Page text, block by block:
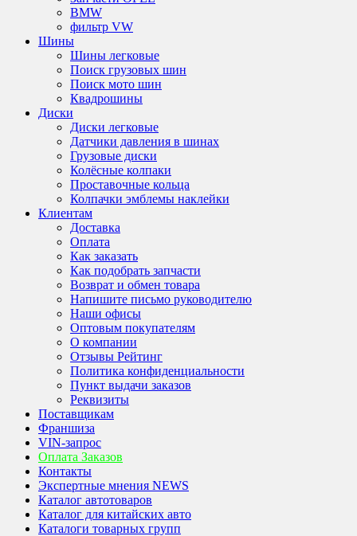
BMW
фильтр VW
Шины
Шины легковые
Поиск грузовых шин
Поиск мото шин
Квадрошины
Диски
Диски легковые
Датчики давления в шинах
Грузовые диски
Колёсные колпаки
Проставочные кольца
Колпачки эмблемы наклейки
Клиентам
Доставка
Оплата
Как заказать
Как подобрать запчасти
Возврат и обмен товара
Напишите письмо руководителю
Наши офисы
Оптовым покупателям
О компании
Отзывы Рейтинг
Политика конфиденциальности
Пункт выдачи заказов
Реквизиты
Поставщикам
Франшиза
VIN-запрос
Оплата Заказов
Контакты
Экспертные мнения NEWS
Каталог автотоваров
Каталог для китайских авто
Каталоги товарных групп